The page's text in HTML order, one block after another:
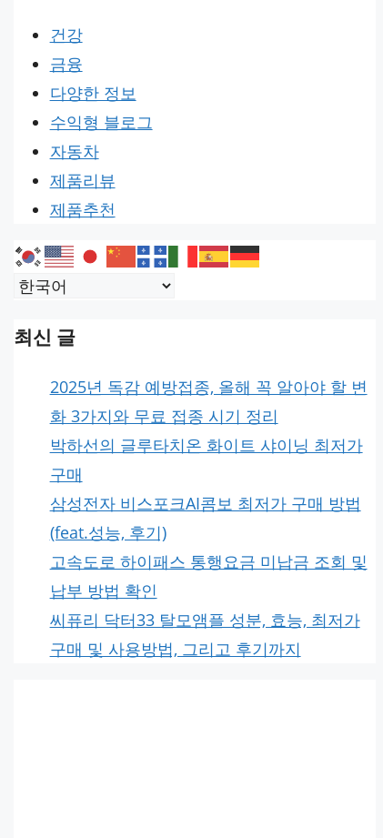
건강
금융
다양한 정보
수익형 블로그
자동차
제품리뷰
제품추천
최신 글
2025년 독감 예방접종, 올해 꼭 알아야 할 변
화 3가지와 무료 접종 시기 정리
박하선의 글루타치온 화이트 샤이닝 최저가
구매
삼성전자 비스포크AI콤보 최저가 구매 방법
(feat.성능, 후기)
고속도로 하이패스 통행요금 미납금 조회 및
납부 방법 확인
씨퓨리 닥터33 탈모앰플 성분, 효능, 최저가
구매 및 사용방법, 그리고 후기까지